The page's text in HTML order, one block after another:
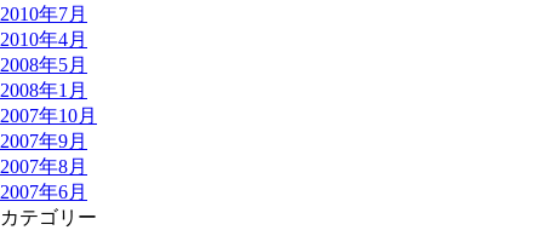
2010年7月
2010年4月
2008年5月
2008年1月
2007年10月
2007年9月
2007年8月
2007年6月
カテゴリー